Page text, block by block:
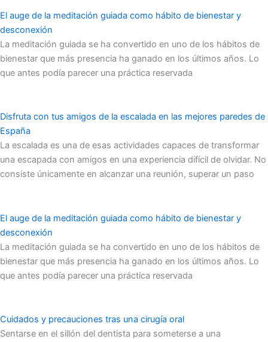
El auge de la meditación guiada como hábito de bienestar y
desconexión
La meditación guiada se ha convertido en uno de los hábitos de
bienestar que más presencia ha ganado en los últimos años. Lo
que antes podía parecer una práctica reservada
Disfruta con tus amigos de la escalada en las mejores paredes de
España
La escalada es una de esas actividades capaces de transformar
una escapada con amigos en una experiencia difícil de olvidar. No
consiste únicamente en alcanzar una reunión, superar un paso
El auge de la meditación guiada como hábito de bienestar y
desconexión
La meditación guiada se ha convertido en uno de los hábitos de
bienestar que más presencia ha ganado en los últimos años. Lo
que antes podía parecer una práctica reservada
Cuidados y precauciones tras una cirugía oral
Sentarse en el sillón del dentista para someterse a una